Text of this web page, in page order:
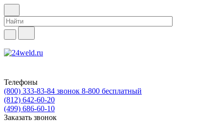
Телефоны
(800) 333-83-84 звонок 8-800 бесплатный
(812) 642-60-20
(499) 686-60-10
Заказать звонок